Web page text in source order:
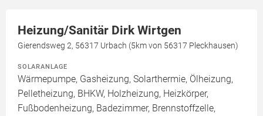
Heizung/Sanitär Dirk Wirtgen
Gierendsweg 2, 56317 Urbach (5km von 56317 Pleckhausen)
SOLARANLAGE
Wärmepumpe, Gasheizung, Solarthermie, Ölheizung,
Pelletheizung, BHKW, Holzheizung, Heizkörper,
Fußbodenheizung, Badezimmer, Brennstoffzelle,